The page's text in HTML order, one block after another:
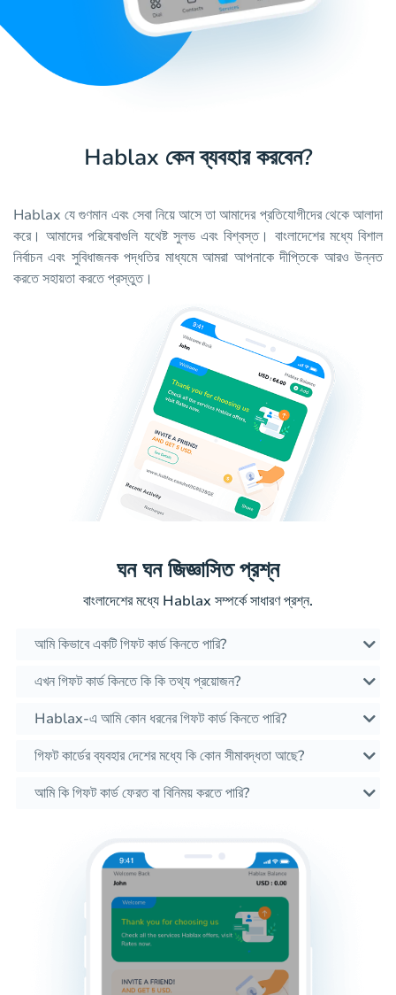
Hablax কেন ব্যবহার করবেন?
Hablax যে গুণমান এবং সেবা নিয়ে আসে তা আমাদের প্রতিযোগীদের থেকে আলাদা
করে। আমাদের পরিষেবাগুলি যথেষ্ট সুলভ এবং বিশ্বস্ত। বাংলাদেশের মধ্যে বিশাল
নির্বাচন এবং সুবিধাজনক পদ্ধতির মাধ্যমে আমরা আপনাকে দীপ্তিকে আরও উন্নত
করতে সহায়তা করতে প্রস্তুত।
ঘন ঘন জিজ্ঞাসিত প্রশ্ন
বাংলাদেশের মধ্যে Hablax সম্পর্কে সাধারণ প্রশ্ন.
আমি কিভাবে একটি গিফট কার্ড কিনতে পারি?
এখন গিফট কার্ড কিনতে কি কি তথ্য প্রয়োজন?
Hablax-এ আমি কোন ধরনের গিফট কার্ড কিনতে পারি?
গিফট কার্ডের ব্যবহার দেশের মধ্যে কি কোন সীমাবদ্ধতা আছে?
আমি কি গিফট কার্ড ফেরত বা বিনিময় করতে পারি?